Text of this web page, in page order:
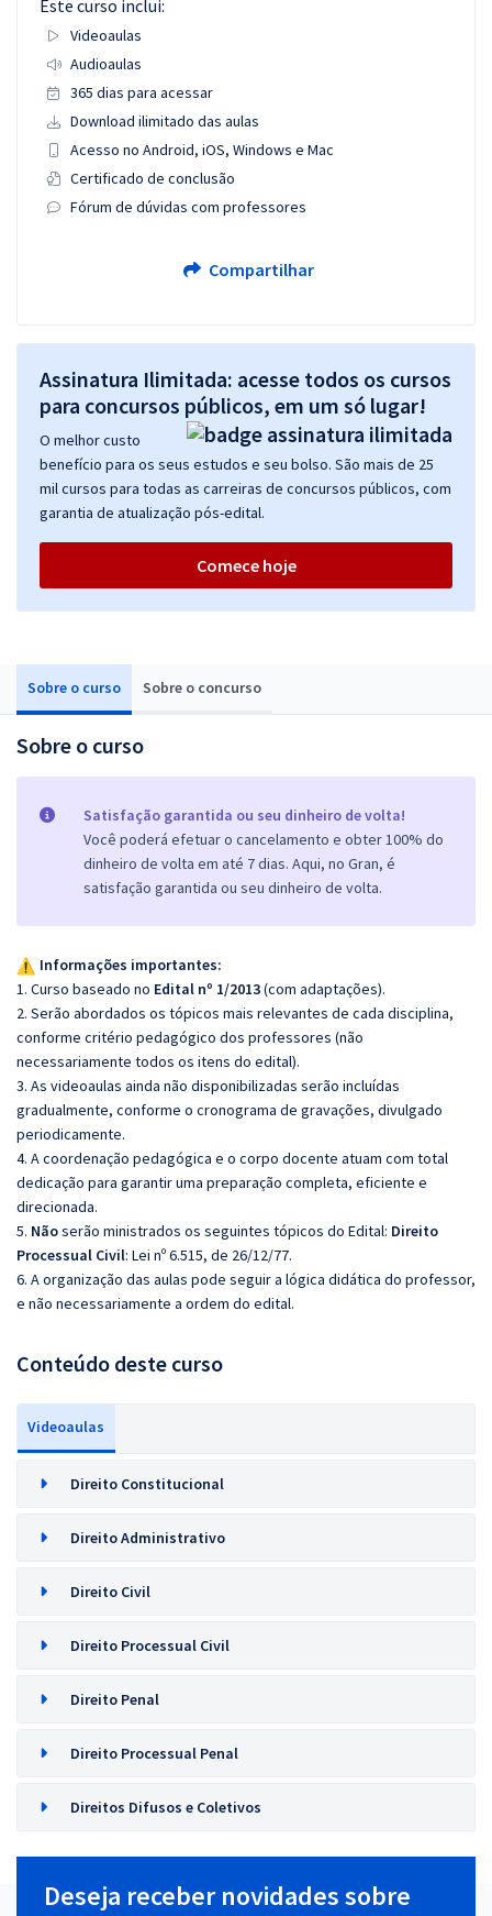
Sobre o curso Sobre o concurso
Sobre o curso
Satisfação garantida ou seu dinheiro de volta!
Você poderá efetuar o cancelamento e obter 100% do
dinheiro de volta em até 7 dias. Aqui, no Gran, é
satisfação garantida ou seu dinheiro de volta.
Informações importantes:
1. Curso baseado no Edital nº 1/2013(com adaptações).
2. Serão abordados os tópicos mais relevantes de cada disciplina,
conforme critério pedagógico dos professores (não
necessariamente todos os itens do edital).
3. As videoaulas ainda não disponibilizadas serão incluídas
gradualmente, conforme o cronograma de gravações, divulgado
periodicamente.
4. A coordenação pedagógica e o corpo docente atuam com total
dedicação para garantir uma preparação completa, eficiente e
direcionada.
5. Nãoserão ministrados os seguintes tópicos do Edital: Direito
Processual Civil: Lei nº 6.515, de 26/12/77.
6. A organização das aulas pode seguir a lógica didática do professor,
e não necessariamente a ordem do edital.
Conteúdo deste curso
Videoaulas
Direito Constitucional
Direito Administrativo
Direito Civil
Direito Processual Civil
Direito Penal
Direito Processual Penal
Direitos Difusos e Coletivos
Este curso inclui:
Videoaulas
Audioaulas
365 dias para acessar
Download ilimitado das aulas
Acesso no Android, iOS, Windows e Mac
Certificado de conclusão
Fórum de dúvidas com professores
Compartilhar
Assinatura Ilimitada: acesse todos os cursos
para concursos públicos, em um só lugar!
O melhor custo
benefício para os seus estudos e seu bolso. São mais de 25
mil cursos para todas as carreiras de concursos públicos, com
garantia de atualização pós-edital.
Comece hoje
Deseja receber novidades sobre